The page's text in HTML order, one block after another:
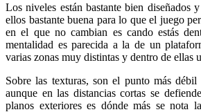
Los niveles están bastante bien diseñados
ellos bastante buena para lo que el juego
en el que no cambian es cando estás
mentalidad es parecida a la de un
varias zonas muy distintas y dentro de ellas
Sobre las texturas, son el punto más débil
aunque en las distancias cortas se
planos exteriores es dónde más se nota